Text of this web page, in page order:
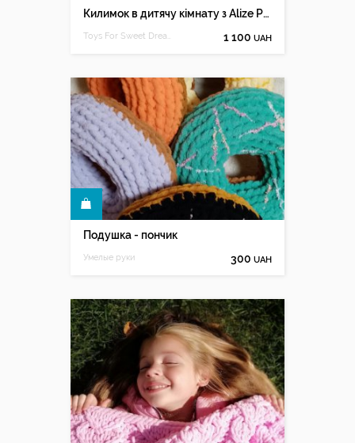
Килимок в дитячу кімнату з Alize Puffy
Toys For Sweet Dreamer 1 100 UAH
Подушка - пончик
Умелые руки 300 UAH